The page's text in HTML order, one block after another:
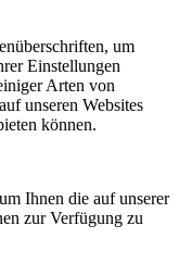
um
Einstellungen
Arten von
unseren Websites
können.
Ihnen die auf unserer
zur Verfügung zu